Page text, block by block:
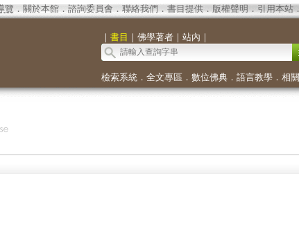
覽 ． 關於本館． 諮詢委員會． 聯絡我們 ． 書目提供． 版權聲明 ． 引用本站．
｜ 書目 ｜ 佛學著者｜ 站內 ｜
檢索系統． 全文專區 ． 數位佛典． 語言教學． 相